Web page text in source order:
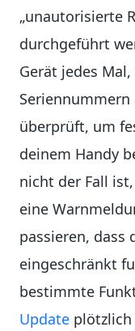
„unautorisierte
durchgeführt
Gerät jedes
überprüft, um
deinem Handy
nicht der Fall
eine
passieren, dass
eingeschränkt
bestimmte
Update plötzlich